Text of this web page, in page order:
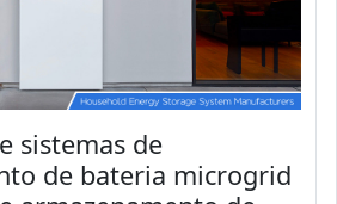
sistemas de
de bateria microgrid